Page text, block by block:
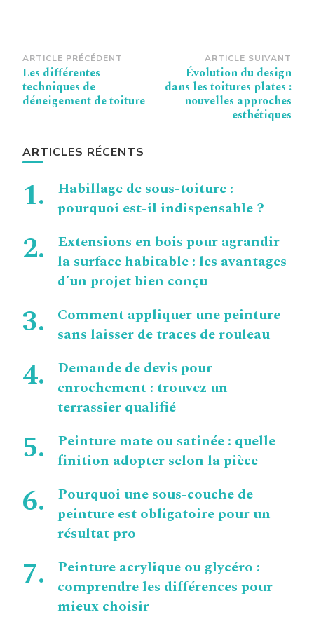
Navigation
d’article
ARTICLE PRÉCÉDENT
Les différentes
techniques de
déneigement de toiture
ARTICLE SUIVANT
Évolution du design
dans les toitures plates :
nouvelles approches
esthétiques
ARTICLES RÉCENTS
Habillage de sous-toiture :
pourquoi est-il indispensable ?
Extensions en bois pour agrandir
la surface habitable : les avantages
d’un projet bien conçu
Comment appliquer une peinture
sans laisser de traces de rouleau
Demande de devis pour
enrochement : trouvez un
terrassier qualifié
Peinture mate ou satinée : quelle
finition adopter selon la pièce
Pourquoi une sous-couche de
peinture est obligatoire pour un
résultat pro
Peinture acrylique ou glycéro :
comprendre les différences pour
mieux choisir